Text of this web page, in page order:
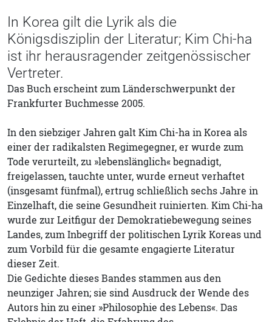
In Korea gilt die Lyrik als die
Königsdisziplin der Literatur; Kim Chi-ha
ist ihr herausragender zeitgenössischer
Vertreter.
Das Buch erscheint zum Länderschwerpunkt der
Frankfurter Buchmesse 2005.
In den siebziger Jahren galt Kim Chi-ha in Korea als
einer der radikalsten Regimegegner, er wurde zum
Tode verurteilt, zu »lebenslänglich« begnadigt,
freigelassen, tauchte unter, wurde erneut verhaftet
(insgesamt fünfmal), ertrug schließlich sechs Jahre in
Einzelhaft, die seine Gesundheit ruinierten. Kim Chi-ha
wurde zur Leitfigur der Demokratiebewegung seines
Landes, zum Inbegriff der politischen Lyrik Koreas und
zum Vorbild für die gesamte engagierte Literatur
dieser Zeit.
Die Gedichte dieses Bandes stammen aus den
neunziger Jahren; sie sind Ausdruck der Wende des
Autors hin zu einer »Philosophie des Lebens«. Das